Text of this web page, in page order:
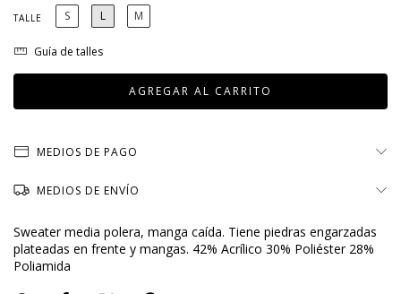
TALLE S L M
Guía de talles
MEDIOS DE PAGO
MEDIOS DE ENVÍO
Sweater media polera, manga caída. Tiene piedras engarzadas
plateadas en frente y mangas. 42% Acrílico 30% Poliéster 28%
Poliamida